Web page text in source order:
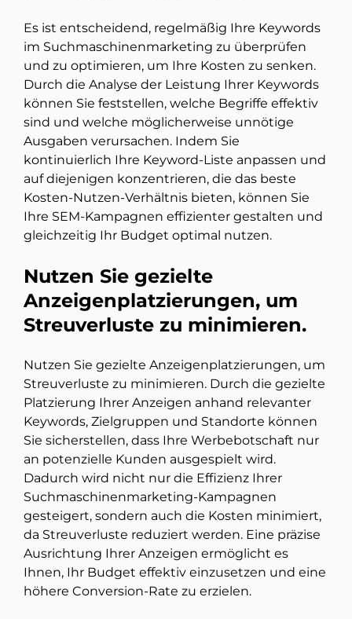
Es ist entscheidend, regelmäßig Ihre Keywords
im Suchmaschinenmarketing zu überprüfen
und zu optimieren, um Ihre Kosten zu senken.
Durch die Analyse der Leistung Ihrer Keywords
können Sie feststellen, welche Begriffe effektiv
sind und welche möglicherweise unnötige
Ausgaben verursachen. Indem Sie
kontinuierlich Ihre Keyword-Liste anpassen und
auf diejenigen konzentrieren, die das beste
Kosten-Nutzen-Verhältnis bieten, können Sie
Ihre SEM-Kampagnen effizienter gestalten und
gleichzeitig Ihr Budget optimal nutzen.
Nutzen Sie gezielte
Anzeigenplatzierungen, um
Streuverluste zu minimieren.
Nutzen Sie gezielte Anzeigenplatzierungen, um
Streuverluste zu minimieren. Durch die gezielte
Platzierung Ihrer Anzeigen anhand relevanter
Keywords, Zielgruppen und Standorte können
Sie sicherstellen, dass Ihre Werbebotschaft nur
an potenzielle Kunden ausgespielt wird.
Dadurch wird nicht nur die Effizienz Ihrer
Suchmaschinenmarketing-Kampagnen
gesteigert, sondern auch die Kosten minimiert,
da Streuverluste reduziert werden. Eine präzise
Ausrichtung Ihrer Anzeigen ermöglicht es
Ihnen, Ihr Budget effektiv einzusetzen und eine
höhere Conversion-Rate zu erzielen.